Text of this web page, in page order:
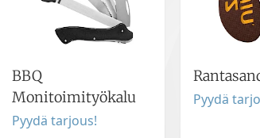
BBQ
Monitoimityökalu
Pyydä tarjous!
Pyydä